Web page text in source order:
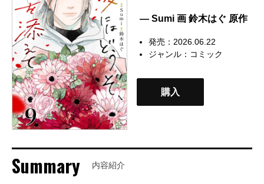
— Sumi 画 鈴木はぐ 原作
発売：2026.06.22
ジャンル： コミック
購入
Summary 内容紹介